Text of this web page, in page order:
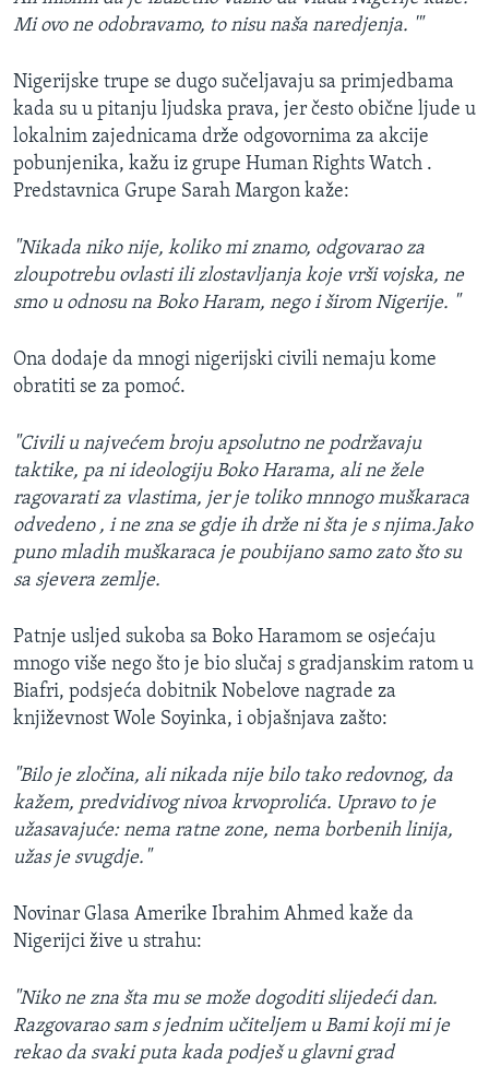
Mi ovo ne odobravamo, to nisu naša naredjenja. '"
Nigerijske trupe se dugo sučeljavaju sa primjedbama
kada su u pitanju ljudska prava, jer često obične ljude u
lokalnim zajednicama drže odgovornima za akcije
pobunjenika, kažu iz grupe Human Rights Watch .
Predstavnica Grupe Sarah Margon kaže:
"Nikada niko nije, koliko mi znamo, odgovarao za
zloupotrebu ovlasti ili zlostavljanja koje vrši vojska, ne
smo u odnosu na Boko Haram, nego i širom Nigerije. "
Ona dodaje da mnogi nigerijski civili nemaju kome
obratiti se za pomoć.
"Civili u najvećem broju apsolutno ne podržavaju
taktike, pa ni ideologiju Boko Harama, ali ne žele
ragovarati za vlastima, jer je toliko mnnogo muškaraca
odvedeno , i ne zna se gdje ih drže ni šta je s njima.Jako
puno mladih muškaraca je poubijano samo zato što su
sa sjevera zemlje.
Patnje usljed sukoba sa Boko Haramom se osjećaju
mnogo više nego što je bio slučaj s gradjanskim ratom u
Biafri, podsjeća dobitnik Nobelove nagrade za
književnost Wole Soyinka, i objašnjava zašto:
"Bilo je zločina, ali nikada nije bilo tako redovnog, da
kažem, predvidivog nivoa krvoprolića. Upravo to je
užasavajuće: nema ratne zone, nema borbenih linija,
užas je svugdje."
Novinar Glasa Amerike Ibrahim Ahmed kaže da
Nigerijci žive u strahu:
"Niko ne zna šta mu se može dogoditi slijedeći dan.
Razgovarao sam s jednim učiteljem u Bami koji mi je
rekao da svaki puta kada podješ u glavni grad